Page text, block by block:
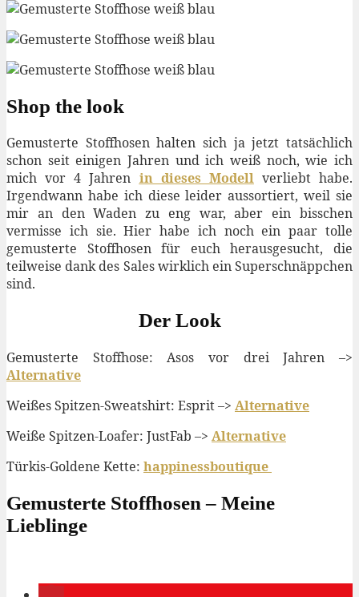
Shop the look
Gemusterte Stoffhosen halten sich ja jetzt tatsächlich
schon seit einigen Jahren und ich weiß noch, wie ich
mich vor 4 Jahren in dieses Modellverliebt habe.
Irgendwann habe ich diese leider aussortiert, weil sie
mir an den Waden zu eng war, aber ein bisschen
vermisse ich sie. Hier habe ich noch ein paar tolle
gemusterte Stoffhosen für euch herausgesucht, die
teilweise dank des Sales wirklich ein Superschnäppchen
sind.
Der Look
Gemusterte Stoffhose: Asos vor drei Jahren –>
Alternative
Weißes Spitzen-Sweatshirt: Esprit –> Alternative
Weiße Spitzen-Loafer: JustFab –> Alternative
Türkis-Goldene Kette: happinessboutique
Gemusterte Stoffhosen – Meine
Lieblinge